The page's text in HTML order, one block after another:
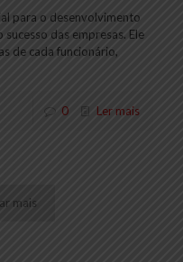
para o desenvolvimento
das empresas. Ele
de cada funcionário,
0 Ler mais
mais